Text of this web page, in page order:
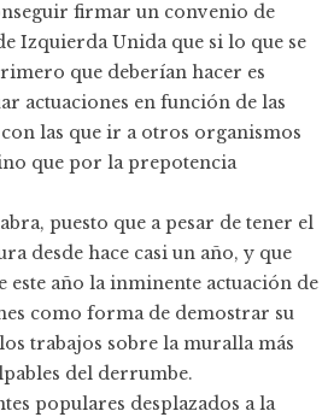
firmar un convenio de
Izquierda Unida que si lo que se
que deberían hacer es
actuaciones en función de las
las que ir a otros organismos
que por la prepotencia
puesto que a pesar de tener el
desde hace casi un año, y que
año la inminente actuación de
como forma de demostrar su
trabajos sobre la muralla más
del derrumbe.
populares desplazados a la